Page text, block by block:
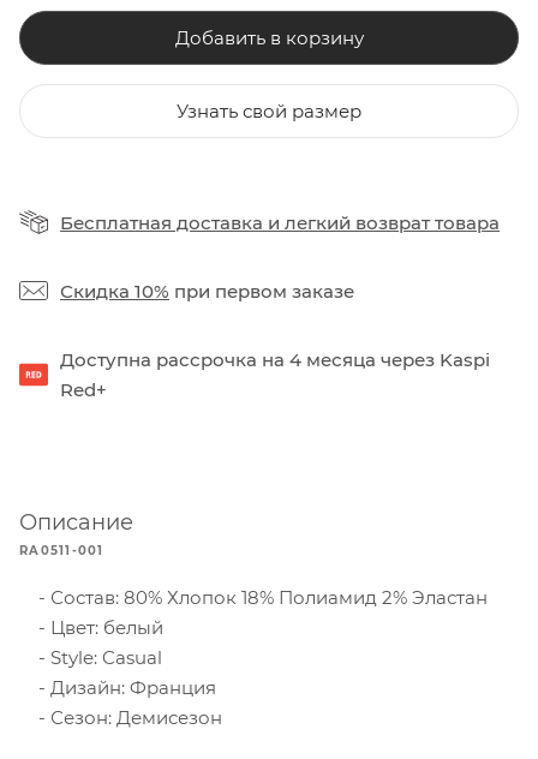
Добавить в корзину
Узнать свой размер
Бесплатная доставка и легкий возврат товара
Скидка 10% при первом заказе
Доступна рассрочка на 4 месяца через Kaspi
Red+
Описание
RA0511-001
Состав: 80% Хлопок 18% Полиамид 2% Эластан
Цвет: белый
Style: Casual
Дизайн: Франция
Сезон: Демисезон